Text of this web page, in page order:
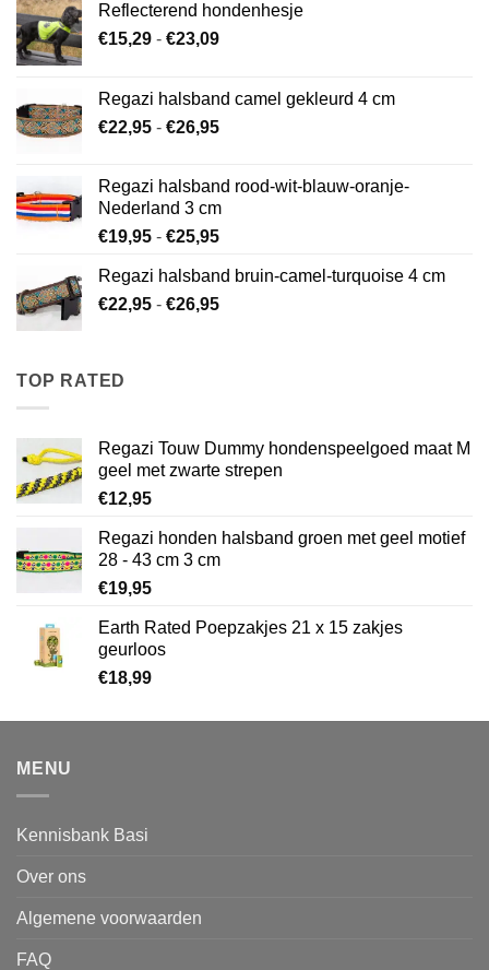
Reflecterend hondenhesje
€15,29 - €23,09Prijsklasse:
€23,09
Regazi halsband camel gekleurd 4 cm
€22,95 - €26,95Prijsklasse:
€26,95
Regazi halsband rood-wit-blauw-oranje-
Nederland 3 cm
€19,95 - €25,95Prijsklasse:
tot
€25,95
Regazi halsband bruin-camel-turquoise 4 cm
€22,95 - €26,95Prijsklasse:
TOP RATED
Regazi Touw Dummy hondenspeelgoed maat M
geel met zwarte strepen
€12,95
Regazi honden halsband groen met geel motief
28 - 43 cm 3 cm
€19,95
Earth Rated Poepzakjes 21 x 15 zakjes
geurloos
€18,99
MENU
Kennisbank Basi
Over ons
Algemene voorwaarden
FAQ